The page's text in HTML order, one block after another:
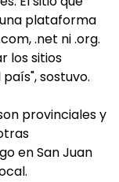
plataforma
.net ni .org.
los sitios
sostuvo.
provinciales y
en San Juan